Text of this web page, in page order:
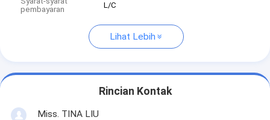
pembayaran
L/C
Lihat Lebih
Rincian Kontak
Miss. TINA LIU